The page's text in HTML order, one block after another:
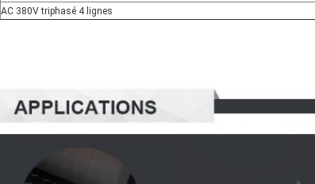
AC 380V triphasé 4 lignes